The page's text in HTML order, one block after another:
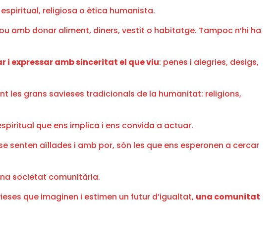
religiosa o ètica humanista.
amb donar aliment, diners, vestit o habitatge. Tampoc n’hi ha
expressar amb sinceritat el que viu: penes i alegries, desigs,
les grans savieses tradicionals de la humanitat: religions,
que ens implica i ens convida a actuar.
senten aïllades i amb por, són les que ens esperonen a cercar
societat comunitària.
que imaginen i estimen un futur d’igualtat, una comunitat